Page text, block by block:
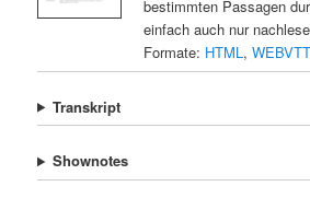
bestimmten Passagen
einfach auch nur
Formate: HTML, WEBVTT
Transkript
Shownotes